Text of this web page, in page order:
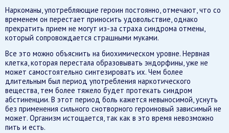
Наркоманы, употребляющие героин постоянно, отмечают, что со
временем он перестает приносить удовольствие, однако
прекратить прием не могут из-за страха синдрома отмены,
который сопровождается страшными муками.
Все это можно объяснить на биохимическом уровне. Нервная
клетка, которая перестала образовывать эндорфины, уже не
может самостоятельно синтезировать их. Чем более
длительным был период употребления наркотического
вещества, тем более тяжело будет протекать синдром
абстиненции. В этот период боль кажется невыносимой, уснуть
без применения сильного снотворного героиновый зависимый не
может. Организм истощается, так как в это время невозможно
пить и есть.